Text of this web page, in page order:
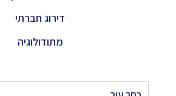
דירוג חברתי
מתודולוגיה